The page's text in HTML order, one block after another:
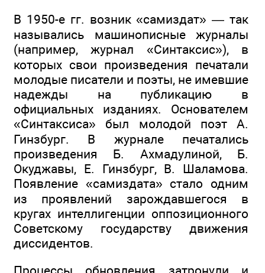
В 1950-е гг. возник «самиздат» — так
назывались машинописные журналы
(например, журнал «Синтаксис»), в
которых свои произведения печатали
молодые писатели и поэты, не имевшие
надежды на публикацию в
официальных изданиях. Основателем
«Синтаксиса» был молодой поэт А.
Гинзбург. В журнале печатались
произведения Б. Ахмадулиной, Б.
Окуджавы, Е. Гинзбург, В. Шаламова.
Появление «самиздата» стало одним
из проявлений зарождавшегося в
кругах интеллигенции оппозиционного
Советскому государству движения
диссидентов.